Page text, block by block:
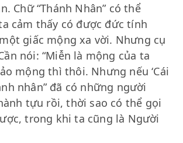
Chữ “Thánh Nhân” có thể
cảm thấy có được đức tính
giấc mộng xa vời. Nhưng cụ
nói: “Miễn là mộng của ta
mộng thì thôi. Nhưng nếu ‘Cái
nhân” đã có những người
tựu rồi, thời sao có thể gọi
trong khi ta cũng là Người